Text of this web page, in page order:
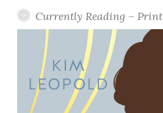
Currently Reading – Print